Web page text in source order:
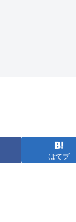
はてブ